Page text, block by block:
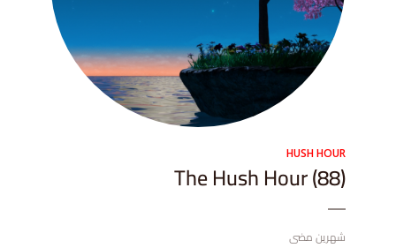
HUSH HOUR
The Hush Hour (88)
شهرين مضى